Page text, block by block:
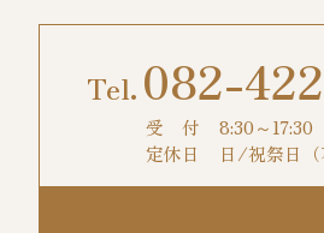
082-
受 付
8:30～17:30
定休日
日/祝祭日（